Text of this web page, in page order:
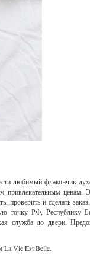
любимый флакончик
привлекательным ценам.
проверить и сделать
точку РФ, Республику
служба до двери.
La Vie Est Belle.